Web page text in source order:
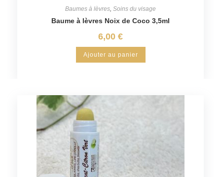
Baumes à lèvres, Soins du visage
Baume à lèvres Noix de Coco 3,5ml
6,00 €
Ajouter au panier